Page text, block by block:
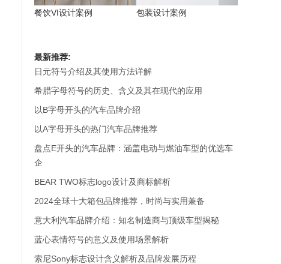
餐饮VI设计案例 包装设计案例
最新推荐:
日元符号介绍及其使用方法详解
希腊字母符号的历史、含义及其在现代的应用
以B字母开头的汽车品牌介绍
以A字母开头的热门汽车品牌推荐
盘点E开头的汽车品牌：涵盖电动与燃油车型的优选车
企
BEAR TWO标志logo设计及商标解析
2024全球十大箱包品牌推荐，时尚与实用兼备
意大利汽车品牌介绍：知名制造商与顶级车型揭秘
蓝心表情符号的意义及使用场景解析
索尼Sony标志设计含义解析及品牌发展历程